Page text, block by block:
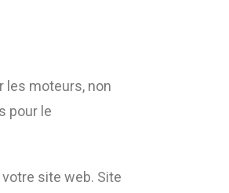
les moteurs, non
pour le
site web. Site